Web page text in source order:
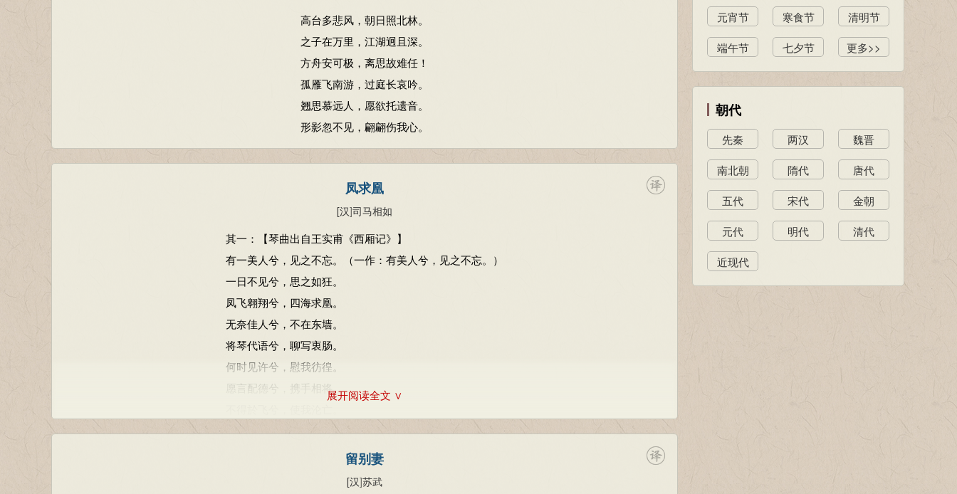
高台多悲风，朝日照北林。
之子在万里，江湖迥且深。
方舟安可极，离思故难任！
孤雁飞南游，过庭长哀吟。
翘思慕远人，愿欲托遗音。
形影忽不见，翩翩伤我心。
凤求凰
[汉]司马相如
其一：【琴曲出自王实甫《西厢记》】
有一美人兮，见之不忘。（一作：有美人兮，见之不忘。）
一日不见兮，思之如狂。
凤飞翱翔兮，四海求凰。
无奈佳人兮，不在东墙。
将琴代语兮，聊写衷肠。
何时见许兮，慰我彷徨。
愿言配德兮，携手相将。
凤兮凤兮归故乡，遨游四海求其凰。
展开阅读全文 ∨
留别妻
[汉]苏武
元宵节 寒食节 清明节
端午节 七夕节 更多>>
朝代
先秦 两汉 魏晋
南北朝 隋代 唐代
五代 宋代 金朝
元代 明代 清代
近现代